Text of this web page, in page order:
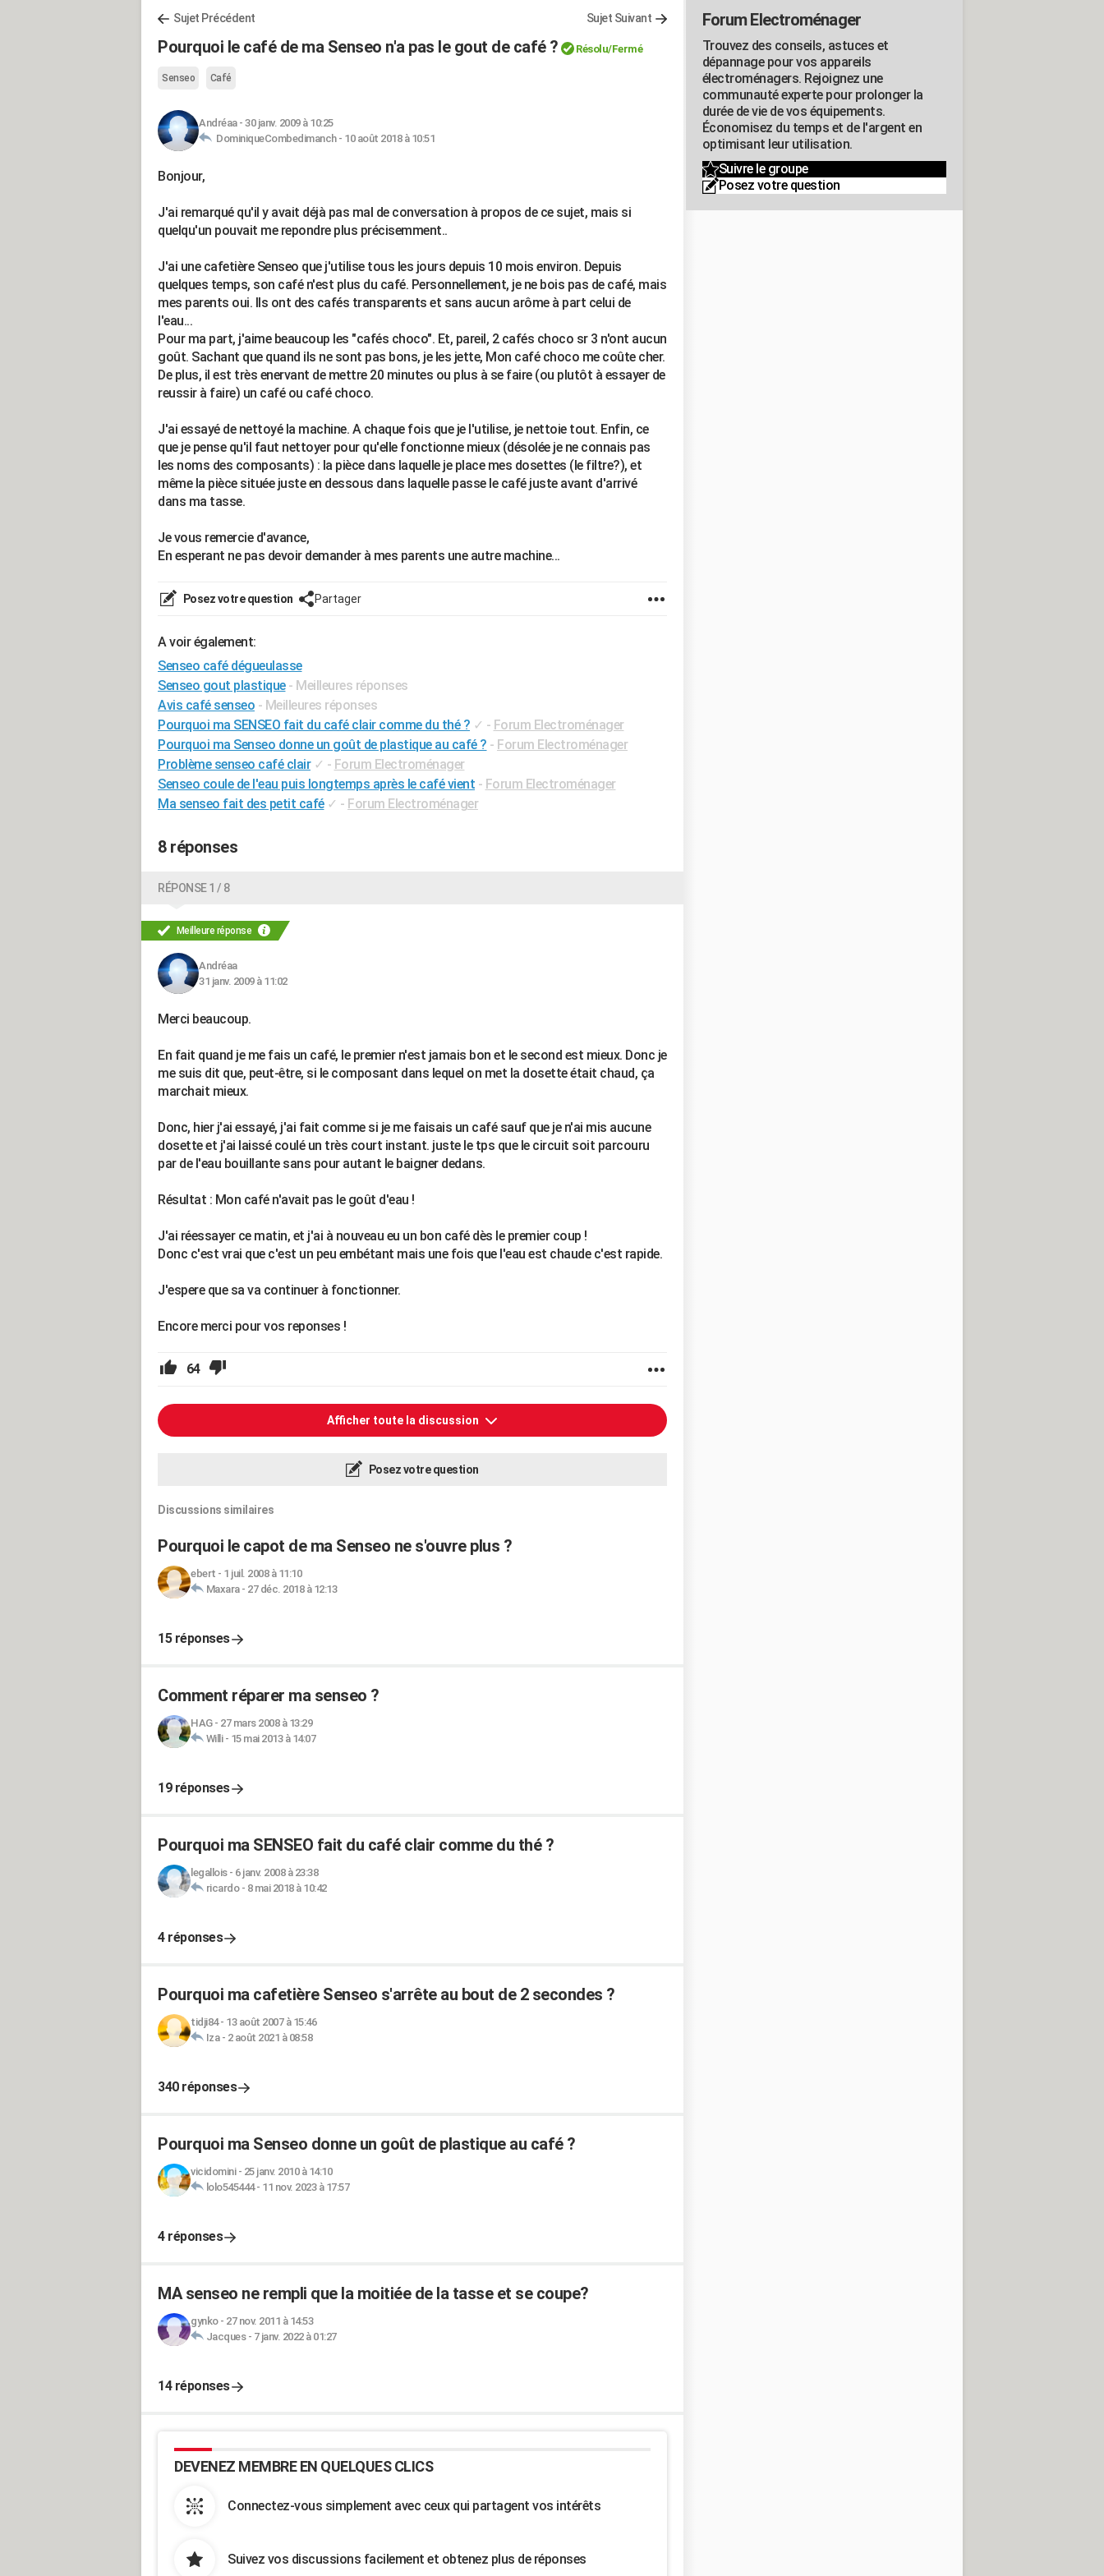
Sujet Précédent Sujet Suivant
Pourquoi le café de ma Senseo n'a pas le gout de café ? Résolu/Fermé
Senseo Café
Andréaa- 30 janv. 2009 à 10:25
DominiqueCombedimanch - 10 août 2018 à 10:51
Bonjour,
J'ai remarqué qu'il y avait déjà pas mal de conversation à propos de ce sujet, mais si
quelqu'un pouvait me repondre plus précisemment..
J'ai une cafetière Senseo que j'utilise tous les jours depuis 10 mois environ. Depuis
quelques temps, son café n'est plus du café. Personnellement, je ne bois pas de café, mais
mes parents oui. Ils ont des cafés transparents et sans aucun arôme à part celui de
l'eau...
Pour ma part, j'aime beaucoup les "cafés choco". Et, pareil, 2 cafés choco sr 3 n'ont aucun
goût. Sachant que quand ils ne sont pas bons, je les jette, Mon café choco me coûte cher.
De plus, il est très enervant de mettre 20 minutes ou plus à se faire (ou plutôt à essayer de
reussir à faire) un café ou café choco.
J'ai essayé de nettoyé la machine. A chaque fois que je l'utilise, je nettoie tout. Enfin, ce
que je pense qu'il faut nettoyer pour qu'elle fonctionne mieux (désolée je ne connais pas
les noms des composants) : la pièce dans laquelle je place mes dosettes (le filtre?), et
même la pièce située juste en dessous dans laquelle passe le café juste avant d'arrivé
dans ma tasse.
Je vous remercie d'avance,
En esperant ne pas devoir demander à mes parents une autre machine...
Posez votre question Partager
A voir également:
Senseo café dégueulasse
Senseo gout plastique - Meilleures réponses
Avis café senseo - Meilleures réponses
Pourquoi ma SENSEO fait du café clair comme du thé ? ✓ - Forum Electroménager
Pourquoi ma Senseo donne un goût de plastique au café ? - Forum Electroménager
Problème senseo café clair ✓ - Forum Electroménager
Senseo coule de l'eau puis longtemps après le café vient - Forum Electroménager
Ma senseo fait des petit café ✓ - Forum Electroménager
8 réponses
RÉPONSE 1 / 8
Meilleure réponse
Andréaa
31 janv. 2009 à 11:02
Merci beaucoup.
En fait quand je me fais un café, le premier n'est jamais bon et le second est mieux. Donc je
me suis dit que, peut-être, si le composant dans lequel on met la dosette était chaud, ça
marchait mieux.
Donc, hier j'ai essayé, j'ai fait comme si je me faisais un café sauf que je n'ai mis aucune
dosette et j'ai laissé coulé un très court instant. juste le tps que le circuit soit parcouru
par de l'eau bouillante sans pour autant le baigner dedans.
Résultat : Mon café n'avait pas le goût d'eau !
J'ai réessayer ce matin, et j'ai à nouveau eu un bon café dès le premier coup !
Donc c'est vrai que c'est un peu embétant mais une fois que l'eau est chaude c'est rapide.
J'espere que sa va continuer à fonctionner.
Encore merci pour vos reponses !
64
Afficher toute la discussion
Posez votre question
Discussions similaires
Pourquoi le capot de ma Senseo ne s'ouvre plus ?
ebert - 1 juil. 2008 à 11:10
Maxara- 27 déc. 2018 à 12:13
15 réponses
Comment réparer ma senseo ?
HAG- 27 mars 2008 à 13:29
Willi- 15 mai 2013 à 14:07
19 réponses
Pourquoi ma SENSEO fait du café clair comme du thé ?
legallois- 6 janv. 2008 à 23:38
ricardo- 8 mai 2018 à 10:42
4 réponses
Pourquoi ma cafetière Senseo s'arrête au bout de 2 secondes ?
tidji84- 13 août 2007 à 15:46
Iza- 2 août 2021 à 08:58
340 réponses
Pourquoi ma Senseo donne un goût de plastique au café ?
vicidomini- 25 janv. 2010 à 14:10
lolo545444- 11 nov. 2023 à 17:57
4 réponses
MA senseo ne rempli que la moitiée de la tasse et se coupe?
gynko- 27 nov. 2011 à 14:53
Jacques- 7 janv. 2022 à 01:27
14 réponses
DEVENEZ MEMBRE EN QUELQUES CLICS
Connectez-vous simplement avec ceux qui partagent vos intérêts
Suivez vos discussions facilement et obtenez plus de réponses
Forum Electroménager
Trouvez des conseils, astuces et
dépannage pour vos appareils
électroménagers. Rejoignez une
communauté experte pour prolonger la
durée de vie de vos équipements.
Économisez du temps et de l'argent en
optimisant leur utilisation.
Suivre le groupe
Posez votre question